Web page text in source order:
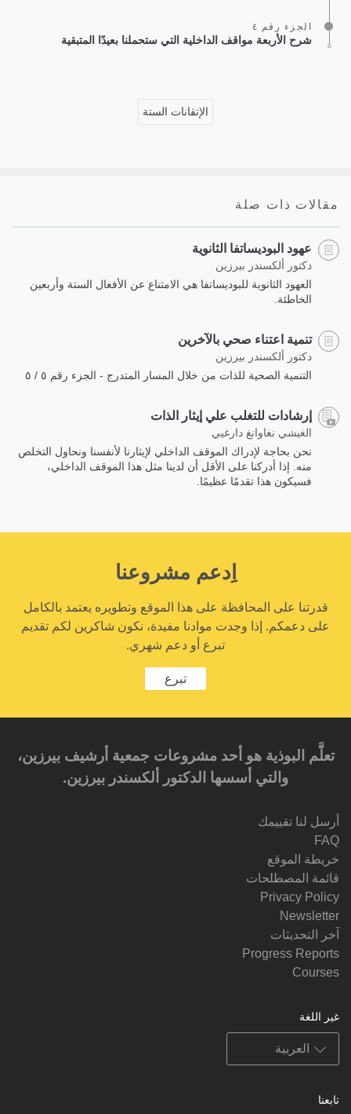
الجزء رقم ٤
شرح الأربعة مواقف الداخلية التي ستحملنا بعيدًا المتبقية
الإتقانات الستة
مقالات ذات صلة
عهود البوديساتفا الثانوية
دكتور ألكسندر بيرزين
العهود الثانوية للبوديساتفا هي الامتناع عن الأفعال الستة وأربعين
الخاطئة.
تنمية اعتناء صحي بالآخرين
دكتور ألكسندر بيرزين
التنمية الصحية للذات من خلال المسار المتدرج - الجزء رقم ٥ / ٥
إرشادات للتغلب علي إيثار الذات
الغيشي نغاوانغ دارغيي
نحن بحاجة لإدراك الموقف الداخلي لإيثارنا لأنفسنا ونحاول التخلص
منه. إذا أدركنا على الأقل أن لدينا مثل هذا الموقف الداخلي،
فسيكون هذا تقدمًا عظيمًا.
اِدعم مشروعنا
قدرتنا على المحافظة على هذا الموقع وتطويره يعتمد بالكامل
على دعمكم. إذا وجدت موادنا مفيدة، نكون شاكرين لكم تقديم
تبرع أو دعم شهري.
تبرع
تعلَّم البوذية هو أحد مشروعات جمعية أرشيف بيرزين،
والتي أسسها الدكتور ألكسندر بيرزين.‎‎
أرسل لنا تقييمك
FAQ
خريطة الموقع
قائمة المصطلحات
Privacy Policy
Newsletter
آخر التحديثات
Progress Reports
Courses
غير اللغة
تابعنا